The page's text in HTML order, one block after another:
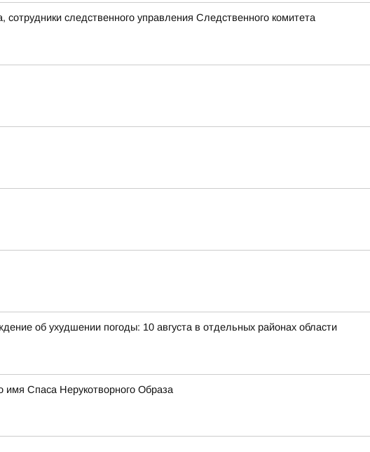
сотрудники следственного управления Следственного комитета
об ухудшении погоды: 10 августа в отдельных районах области
имя Спаса Нерукотворного Образа